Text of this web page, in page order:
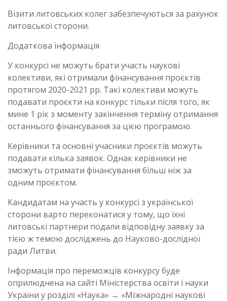
Візити литовських колег забезпечуються за рахунок
литовської сторони.
Додаткова інформація
У конкурсі не можуть брати участь наукові
колективи, які отримали фінансування проєктів
протягом 2020-2021 рр. Такі колективи можуть
подавати проєкти на конкурс тільки після того, як
мине 1 рік з моменту закінчення терміну отримання
останнього фінансування за цією програмою.
Керівники та основні учасники проєктів можуть
подавати кілька заявок. Однак керівники не
зможуть отримати фінансування більш ніж за
одним проєктом.
Кандидатам на участь у конкурсі з української
сторони варто переконатися у тому, що їхні
литовські партнери подали відповідну заявку за
тією ж темою досліджень до Науково-дослідної
ради Литви.
Інформація про переможців конкурсу буде
оприлюднена на сайті Міністерства освіти і науки
України у розділі «Наука» → «Міжнародні наукові